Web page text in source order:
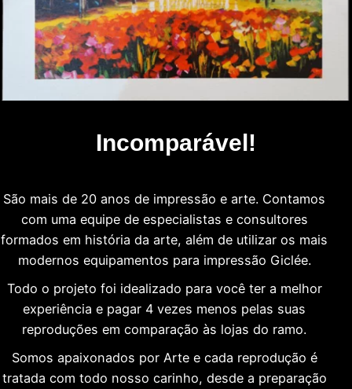
Incomparável!
São mais de 20 anos de impressão e arte. Contamos
com uma equipe de especialistas e consultores
formados em história da arte, além de utilizar os mais
modernos equipamentos para impressão Giclée.
Todo o projeto foi idealizado para você ter a melhor
experiência e pagar 4 vezes menos pelas suas
reproduções em comparação às lojas do ramo.
Somos apaixonados por Arte e cada reprodução é
tratada com todo nosso carinho, desde a preparação